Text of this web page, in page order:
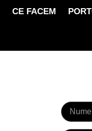
CE FACEM